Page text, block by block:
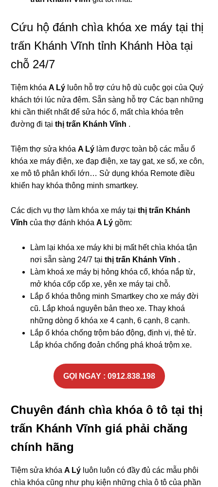
Cứu hộ đánh chìa khóa xe máy tại thị
trấn Khánh Vĩnh tỉnh Khánh Hòa tại
chỗ 24/7
Tiệm khóaA Lý luôn hỗ trợ cứu hộ dù cuộc gọi của Quý
khách tới lúc nửa đêm. Sẵn sàng hỗ trợ Các bạn những
khi cần thiết nhất để sửa hóc ổ, mất chìa khóa trên
đường đi tạithị trấn Khánh Vĩnh .
Tiệm thợ sửa khóaA Lý làm được toàn bộ các mẫu ổ
khóa xe máy điện, xe đạp điện, xe tay gat, xe số, xe côn,
xe mô tô phân khối lớn… Sử dụng khóa Remote điều
khiển hay khóa thông minh smartkey.
Các dịch vụ thợ làm khóa xe máy tạithị trấn Khánh
Vĩnhcủa thợ đánh khóaA Lý gồm:
Làm lại khóa xe máy khi bị mất hết chìa khóa tận
nơi sẵn sàng 24/7 tạithị trấn Khánh Vĩnh .
Làm khoá xe máy bị hỏng khóa cổ, khóa nắp từ,
mở khóa cốp cốp xe, yên xe máy tại chỗ.
Lắp ổ khóa thông minh Smartkey cho xe máy đời
cũ. Lắp khoá nguyên bản theo xe. Thay khoá
những dòng ổ khóa xe 4 cạnh, 6 cạnh, 8 cạnh.
Lắp ổ khóa chống trộm báo động, định vị, thẻ từ.
Lắp khóa chống đoản chống phá khoá trộm xe.
GỌI NGAY : 0912.838.198
Chuyên đánh chìa khóa ô tô tại thị
trấn Khánh Vĩnh giá phải chăng
chính hãng
Tiệm sửa khóaA Lý luôn luôn có đầy đủ các mẫu phôi
chìa khóa cũng như phụ kiện những chìa ô tô của phần